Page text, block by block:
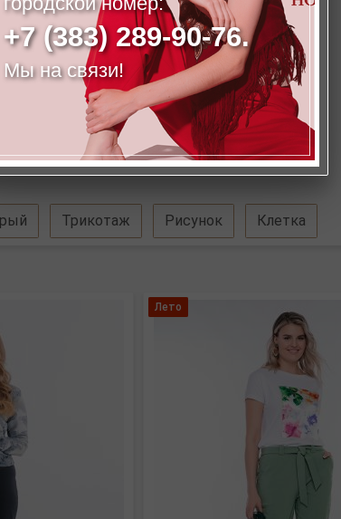
Трикотаж Рисунок Клетка
Лето
+7 (383) 289-90-76.
Мы на связи!